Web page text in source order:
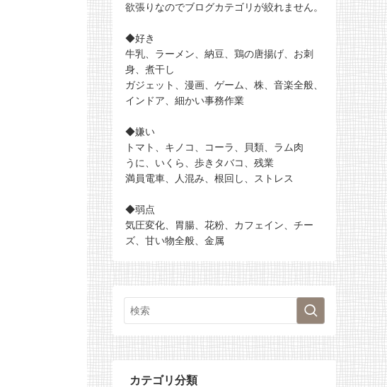
欲張りなのでブログカテゴリが絞れません。
◆好き
牛乳、ラーメン、納豆、鶏の唐揚げ、お刺
身、煮干し
ガジェット、漫画、ゲーム、株、音楽全般、
インドア、細かい事務作業
◆嫌い
トマト、キノコ、コーラ、貝類、ラム肉
うに、いくら、歩きタバコ、残業
満員電車、人混み、根回し、ストレス
◆弱点
気圧変化、胃腸、花粉、カフェイン、チー
ズ、甘い物全般、金属
カテゴリ分類